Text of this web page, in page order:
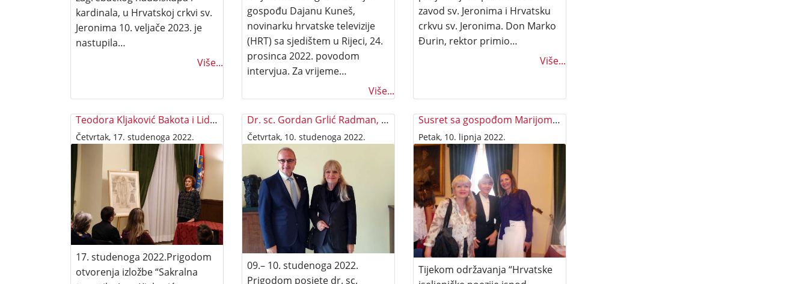
kardinala, u Hrvatskoj crkvi sv.
Jeronima 10. veljače 2023. je
nastupila…
Više...
gospođu Dajanu Kuneš,
novinarku hrvatske televizije
(HRT) sa sjedištem u Rijeci, 24.
prosinca 2022. povodom
intervjua. Za vrijeme…
Više...
zavod sv. Jeronima i Hrvatsku
crkvu sv. Jeronima. Don Marko
Đurin, rektor primio…
Više...
Teodora Kljaković Bakota i Lidija Fištrek u Vječnom Gradu
Četvrtak, 17. studenoga 2022.
17. studenoga 2022.Prigodom
otvorenja izložbe “Sakralna
Dr. sc. Gordan Grlić Radman, ministar vanjskih i europskih poslova Republike Hrvatske u Rimu
Četvrtak, 10. studenoga 2022.
09.– 10. studenoga 2022.
Prigodom posjete dr. sc.
Susret sa gospođom Marijom Pušić i gospođom Nadom Pupačić
Petak, 10. lipnja 2022.
Tijekom održavanja “Hrvatske